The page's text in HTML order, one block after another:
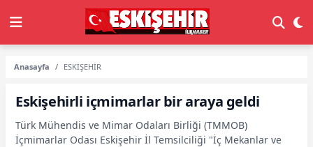
Anasayfa ESKİŞEHİR
Eskişehirli içmimarlar bir araya geldi
Türk Mühendis ve Mimar Odaları Birliği (TMMOB)
İçmimarlar Odası Eskişehir İl Temsilciliği "İç Mekanlar ve